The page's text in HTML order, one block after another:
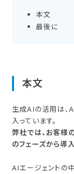
本文
最後に
本文
生成AIの活用は、
入っています。
弊社では、お客様
のフェーズから導
AIエージェントの